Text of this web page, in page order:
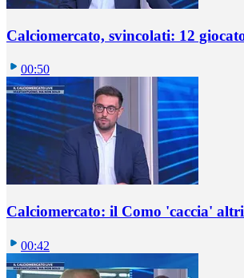
Calciomercato, svincolati: 12
00:50
Calciomercato: il Como 'caccia'
00:42